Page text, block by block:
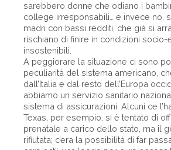
sarebbero donne che odiano i
college irresponsabili… e invece no,
madri con bassi redditi, che già si
rischiano di finire in condizioni socio-
insostenibili.
A peggiorare la situazione ci sono
peculiarità del sistema americano,
dall’Italia e dal resto dell’Europa
abbiamo un servizio sanitario
sistema di assicurazioni. Alcuni ce
Texas, per esempio, si è tentato di
prenatale a carico dello stato, ma il
rifiutata; c’era la possibilità di far